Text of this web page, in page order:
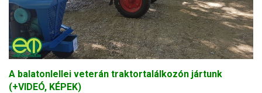
A balatonlellei veterán traktortalálkozón jártunk
(+VIDEÓ, KÉPEK)